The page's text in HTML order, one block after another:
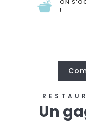
ON
!
Un